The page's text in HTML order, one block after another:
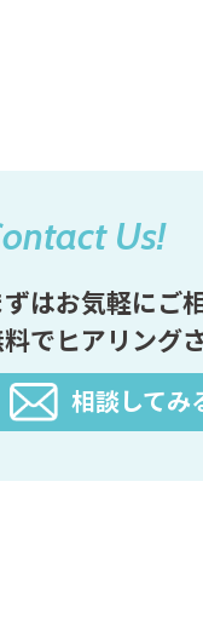
Us!
ずはお気軽にご
でヒアリング
相談してみ